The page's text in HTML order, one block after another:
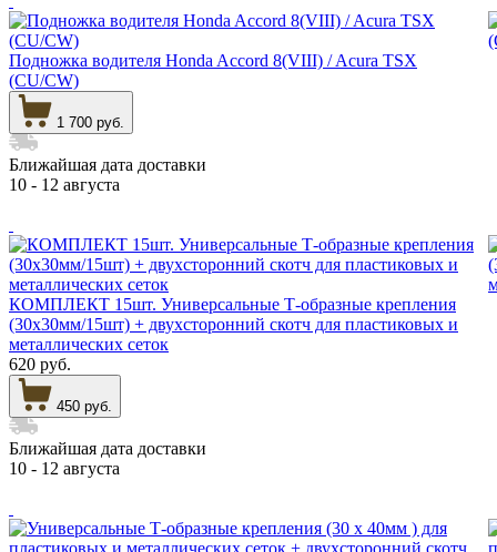
Подножка водителя Honda Accord 8(VIII) / Acura TSX
(CU/CW)
1 700 руб.
Ближайшая дата доставки
10 - 12 августа
КОМПЛЕКТ 15шт. Универсальные Т-образные крепления
(30х30мм/15шт) + двухсторонний скотч для пластиковых и
металлических сеток
620 руб.
450 руб.
Ближайшая дата доставки
10 - 12 августа